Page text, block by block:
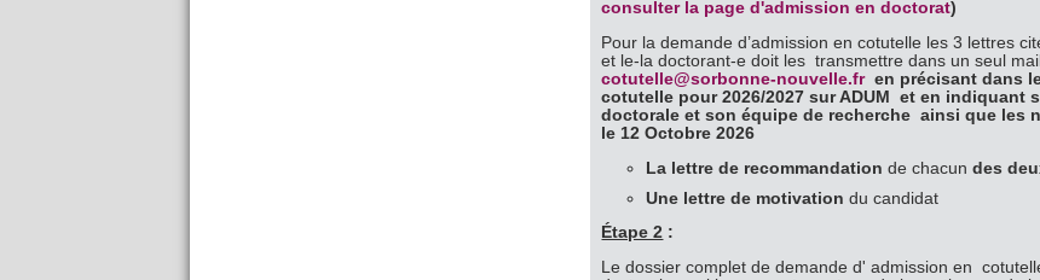
consulter la page d'admission en doctorat)
Pour la demande d’admission en cotutelle les 3 lettres
et le-la doctorant-e doit les transmettre dans un seul
cotutelle@sorbonne-nouvelle.fren précisant dans
cotutelle pour 2026/2027 sur ADUM et en indiquant
doctorale et son équipe de recherche ainsi que les
le 12 Octobre 2026
La lettre de recommandation de chacundes
Une lettre de motivationdu candidat
Étape 2 :
Le dossier complet de demande d' admission en